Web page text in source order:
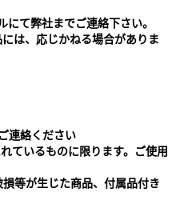
にて弊社までご連絡下さい。
は、応じかねる場合がありま
連絡ください
ているものに限ります。ご使用
等が生じた商品、付属品付き